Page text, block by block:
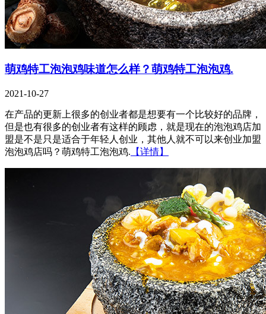
萌鸡特工泡泡鸡味道怎么样？萌鸡特工泡泡鸡.
2021-10-27
在产品的更新上很多的创业者都是想要有一个比较好的品牌，
但是也有很多的创业者有这样的顾虑，就是现在的泡泡鸡店加
盟是不是只是适合于年轻人创业，其他人就不可以来创业加盟
泡泡鸡店吗？萌鸡特工泡泡鸡. 【详情】